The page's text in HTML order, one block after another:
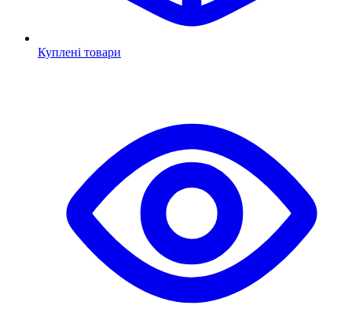
Куплені товари